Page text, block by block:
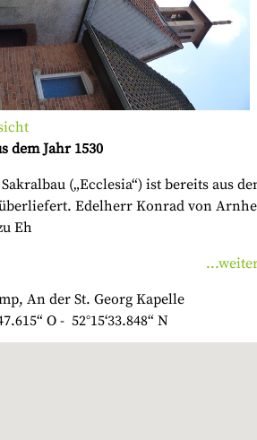
dem Jahr 1530
(„Ecclesia“) ist bereits aus
überliefert. Edelherr Konrad von
Eh
An der St. Georg Kapelle
O - 52°15‘33.848“ N